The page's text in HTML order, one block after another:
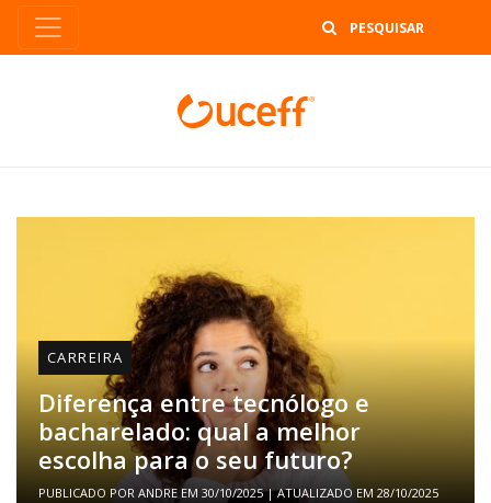
CARREIRA
Diferença entre tecnólogo e
bacharelado: qual a melhor
escolha para o seu futuro?
PUBLICADO POR ANDRE EM 30/10/2025| ATUALIZADO EM 28/10/2025